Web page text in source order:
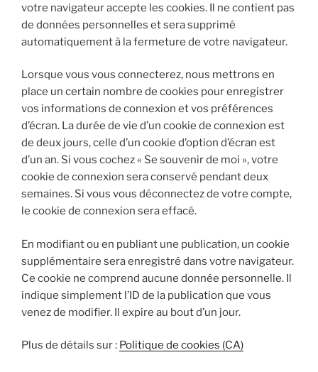
votre navigateur accepte les cookies. Il ne contient pas
de données personnelles et sera supprimé
automatiquement à la fermeture de votre navigateur.
Lorsque vous vous connecterez, nous mettrons en
place un certain nombre de cookies pour enregistrer
vos informations de connexion et vos préférences
d’écran. La durée de vie d’un cookie de connexion est
de deux jours, celle d’un cookie d’option d’écran est
d’un an. Si vous cochez « Se souvenir de moi », votre
cookie de connexion sera conservé pendant deux
semaines. Si vous vous déconnectez de votre compte,
le cookie de connexion sera effacé.
En modifiant ou en publiant une publication, un cookie
supplémentaire sera enregistré dans votre navigateur.
Ce cookie ne comprend aucune donnée personnelle. Il
indique simplement l’ID de la publication que vous
venez de modifier. Il expire au bout d’un jour.
Plus de détails sur : Politique de cookies (CA)